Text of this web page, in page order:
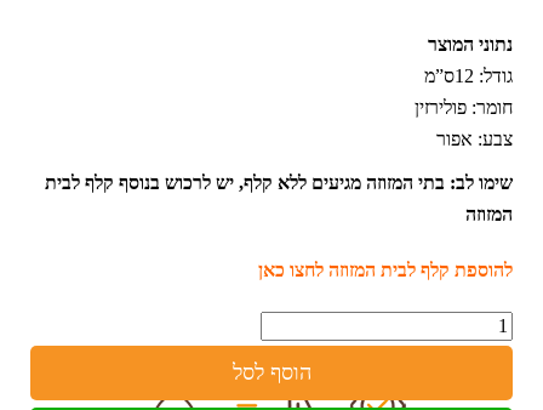
נתוני המוצר
גודל: 12ס”מ
חומר: פולירזין
צבע: אפור
שימו לב: בתי המזוזה מגיעים ללא קלף, יש לרכוש בנוסף קלף לבית
המזוזה
להוספת קלף לבית המזוזה לחצו כאן
כמות
הוסף לסל